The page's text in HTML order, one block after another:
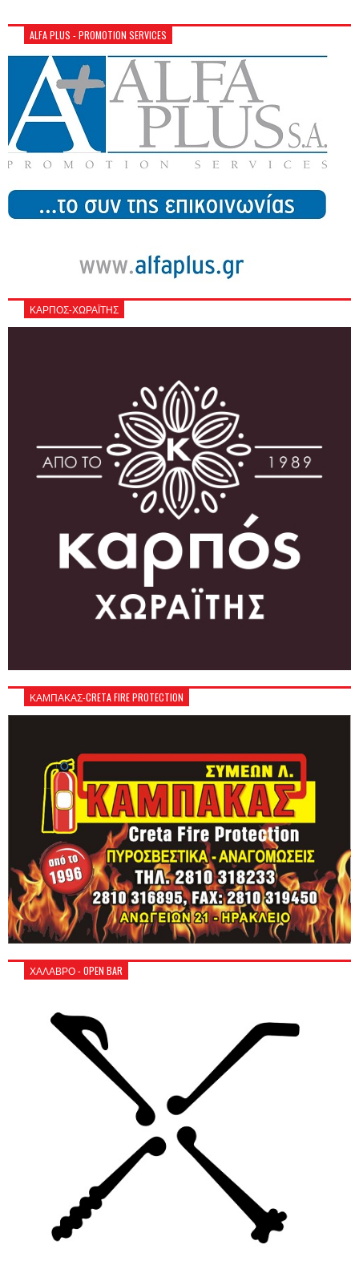
ALFA PLUS - PROMOTION SERVICES
ΚΑΡΠΟΣ-ΧΩΡΑΪΤΗΣ
ΚΑΜΠΑΚΑΣ-CRETA FIRE PROTECTION
ΧΑΛΑΒΡΟ - OPEN BAR